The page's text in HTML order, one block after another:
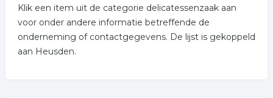
Klik een item uit de categorie delicatessenzaak aan
voor onder andere informatie betreffende de
onderneming of contactgegevens. De lijst is gekoppeld
aan Heusden.